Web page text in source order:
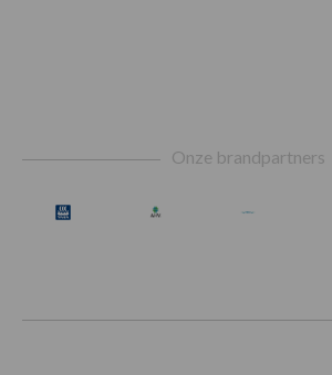
Onze brandpartners